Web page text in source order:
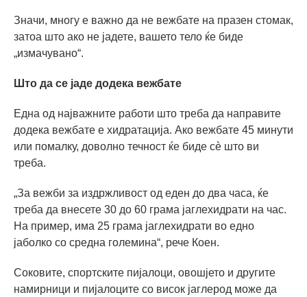
Значи, многу е важно да не вежбате на празен стомак,
затоа што ако не јадете, вашето тело ќе биде
„измачувано“.
Што да се јаде додека вежбате
Една од најважните работи што треба да направите
додека вежбате е хидратација. Ако вежбате 45 минути
или помалку, доволно течност ќе биде сè што ви
треба.
„За вежби за издржливост од еден до два часа, ќе
треба да внесете 30 до 60 грама јаглехидрати на час.
На пример, има 25 грама јаглехидрати во едно
јаболко со средна големина“, рече Коен.
Соковите, спортските пијалоци, овошјето и другите
намирници и пијалоците со висок јаглерод може да